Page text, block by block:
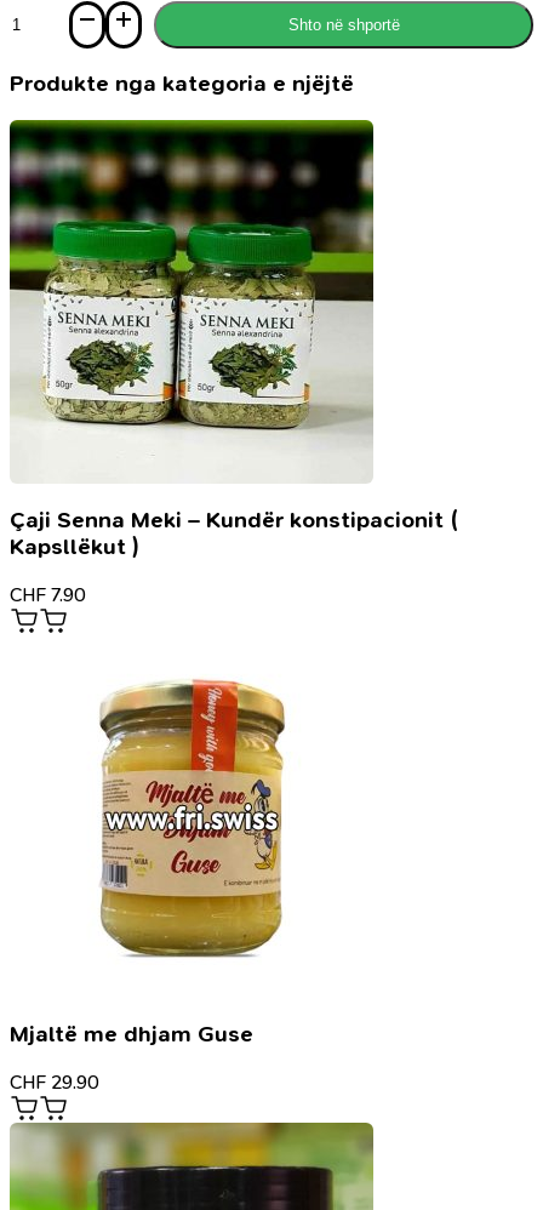
Parfum
Blue,
Shto në shportë
Produkte nga kategoria e njëjtë
Çaji Senna Meki – Kundër konstipacionit (
Kapsllëkut )
CHF 7.90
Mjaltë me dhjam Guse
CHF 29.90